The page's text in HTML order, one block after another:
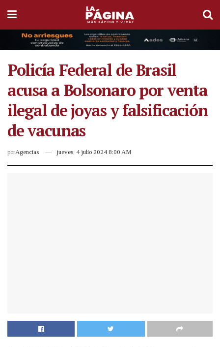
Policía Federal de Brasil
acusa a Bolsonaro por venta
ilegal de joyas y falsificación
de vacunas
porAgencias jueves, 4 julio 2024 8:00 AM